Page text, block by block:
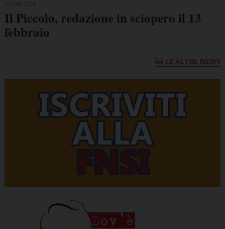
Il Piccolo, redazione in sciopero il 13
febbraio
LE ALTRE NEWS